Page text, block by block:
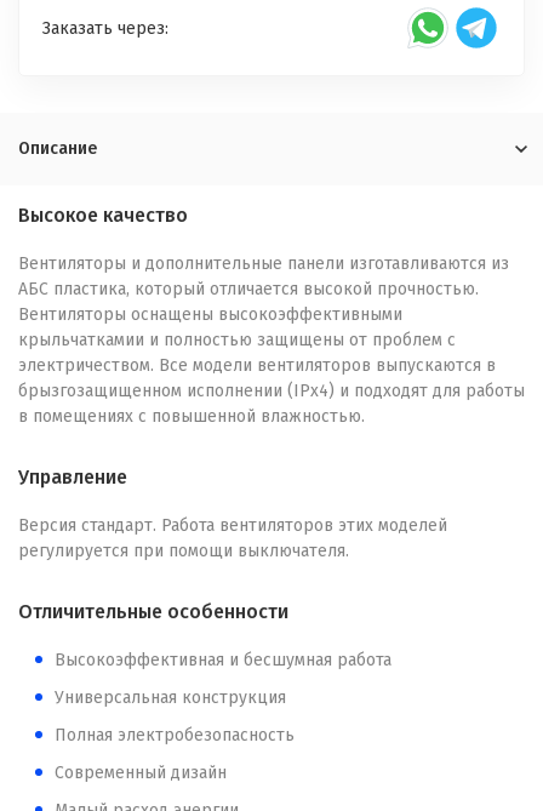
Заказать через:
Описание
Высокое качество
Вентиляторы и дополнительные панели изготавливаются из
АБС пластика, который отличается высокой прочностью.
Вентиляторы оснащены высокоэффективными
крыльчаткамии и полностью защищены от проблем с
электричеством. Все модели вентиляторов выпускаются в
брызгозащищенном исполнении (IPx4) и подходят для работы
в помещениях с повышенной влажностью.
Управление
Версия стандарт. Работа вентиляторов этих моделей
регулируется при помощи выключателя.
Отличительные особенности
Высокоэффективная и бесшумная работа
Универсальная конструкция
Полная электробезопасность
Современный дизайн